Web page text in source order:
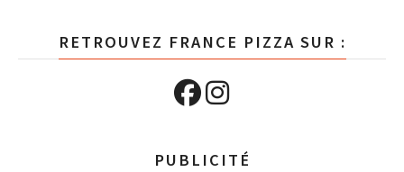
RETROUVEZ FRANCE PIZZA SUR :
PUBLICITÉ